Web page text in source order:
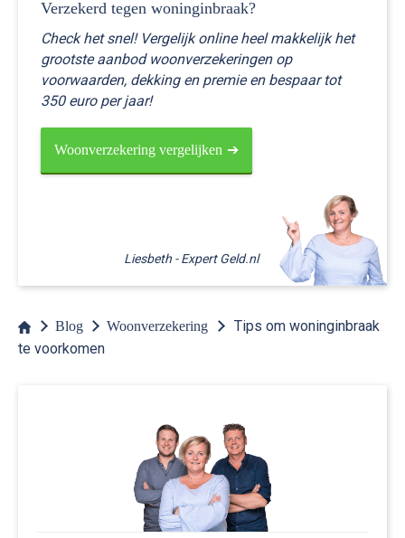
Verzekerd tegen woninginbraak?
Check het snel! Vergelijk online heel makkelijk het
grootste aanbod woonverzekeringen op
voorwaarden, dekking en premie en bespaar tot
350 euro per jaar!
Woonverzekering vergelijken
Blog Woonverzekering
Tips om woninginbraak
te voorkomen